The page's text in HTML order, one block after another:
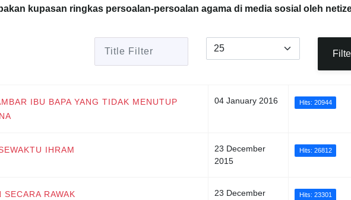
kupasan ringkas persoalan-persoalan agama di media sosial oleh
Display #
IBU BAPA YANG TIDAK MENUTUP
04 January 2016 Hits: 20944
IHRAM
23 December
2015
Hits: 26812
RAWAK
23 December
Hits: 23301